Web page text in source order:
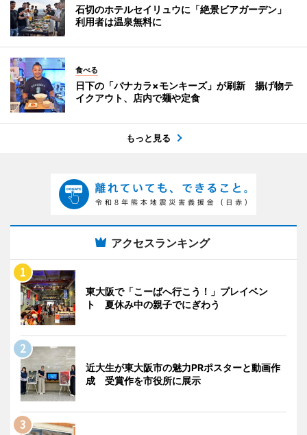
石切のホテルセイリュウに「絶景ビアガーデン」
利用者は温泉無料に
食べる
日下の「バナカラ×モンキーズ」が刷新 揚げ物テ
イクアウト、店内で麺や定食
もっと見る
アクセスランキング
東大阪で「こーばへ行こう！」プレイベン
ト 夏休み中の親子でにぎわう
近大生が東大阪市の魅力PRポスターと動画作
成 受賞作を市役所に展示